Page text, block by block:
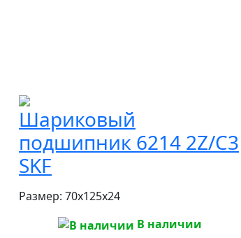
Шариковый
подшипник 6214 2Z/C3
SKF
Размер: 70x125x24
В наличии